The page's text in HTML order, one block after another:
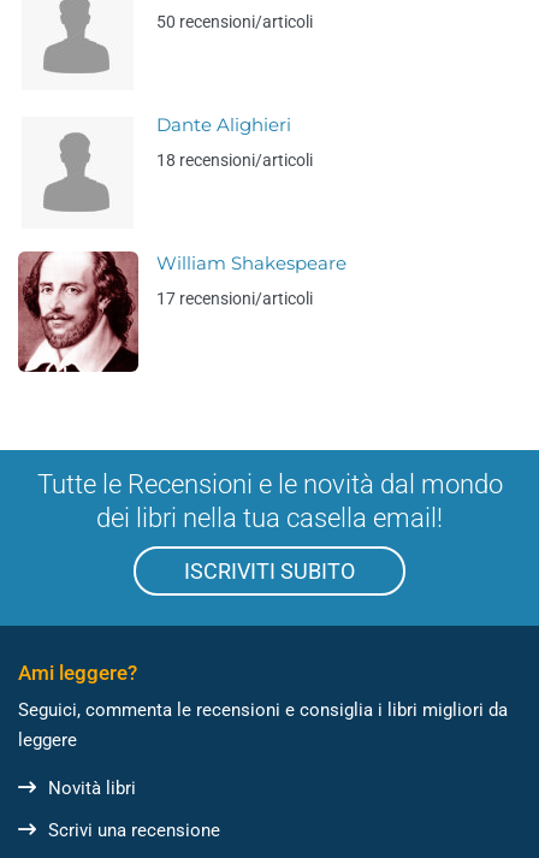
50 recensioni/articoli
Dante Alighieri
18 recensioni/articoli
William Shakespeare
17 recensioni/articoli
Tutte le Recensioni e le novità dal mondo
dei libri nella tua casella email!
ISCRIVITI SUBITO
Ami leggere?
Seguici, commenta le recensioni e consiglia i libri migliori da
leggere
Novità libri
Scrivi una recensione